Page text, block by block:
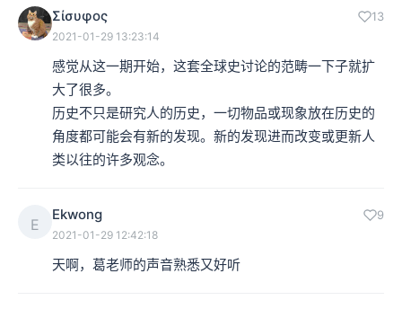
Σίσυφος 13
2021-01-29 13:23:14
感觉从这一期开始，这套全球史讨论的范畴一下子就扩
大了很多。
历史不只是研究人的历史，一切物品或现象放在历史的
角度都可能会有新的发现。新的发现进而改变或更新人
类以往的许多观念。
E
Ekwong 9
2021-01-29 12:42:18
天啊，葛老师的声音熟悉又好听